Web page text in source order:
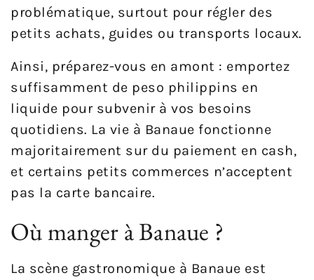
problématique, surtout pour régler des
petits achats, guides ou transports locaux.
Ainsi, préparez-vous en amont : emportez
suffisamment de peso philippins en
liquide pour subvenir à vos besoins
quotidiens. La vie à Banaue fonctionne
majoritairement sur du paiement en cash,
et certains petits commerces n’acceptent
pas la carte bancaire.
Où manger à Banaue ?
La scène gastronomique à Banaue est